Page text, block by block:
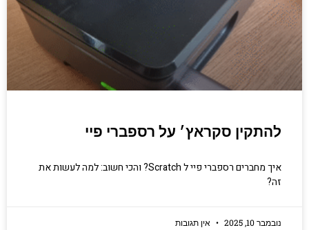
להתקין סקראץ׳ על רספברי פיי
איך מחברים רספברי פיי ל Scratch? והכי חשוב: למה לעשות את
זה?
נובמבר 10, 2025 אין תגובות